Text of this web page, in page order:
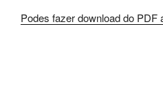
Podes fazer download do